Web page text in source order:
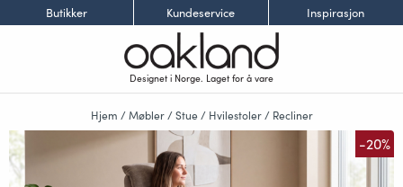
Butikker Kundeservice Inspirasjon
Designet i Norge. Laget for å vare
Hjem /Møbler/Stue/ Hvilestoler/ Recliner
-20%